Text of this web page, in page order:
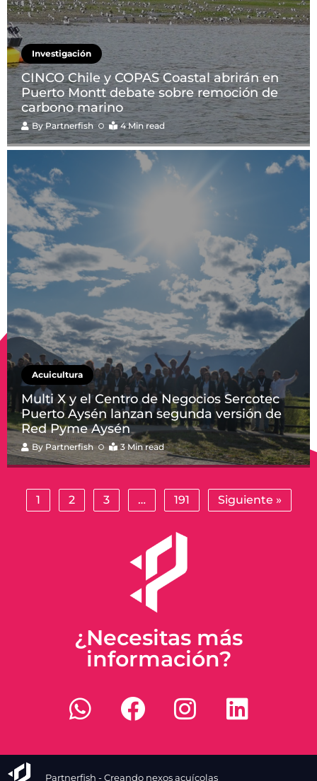
Investigación
CINCO Chile y COPAS Coastal abrirán en
Puerto Montt debate sobre remoción de
carbono marino
ByPartnerfish 4 Min read
Acuicultura
Multi X y el Centro de Negocios Sercotec
Puerto Aysén lanzan segunda versión de
Red Pyme Aysén
By Partnerfish 3 Min read
1 2 3 … 191 Siguiente »
¿Necesitas más
información?
Partnerfish - Creando nexos acuícolas